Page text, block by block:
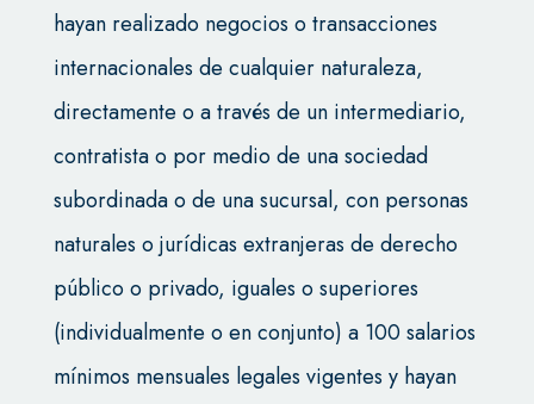
hayan realizado negocios o transacciones
internacionales de cualquier naturaleza,
directamente o a través de un intermediario,
contratista o por medio de una sociedad
subordinada o de una sucursal, con personas
naturales o jurídicas extranjeras de derecho
público o privado, iguales o superiores
(individualmente o en conjunto) a 100 salarios
mínimos mensuales legales vigentes y hayan